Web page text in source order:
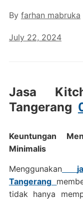
By farhan mabruka
July 22, 2024
Jasa
Tangerang
Keuntungan
Minimalis
Menggunakan
Tangerang
tidak hanya